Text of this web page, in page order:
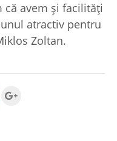
că avem şi facilităţi
atractiv pentru
Zoltan.